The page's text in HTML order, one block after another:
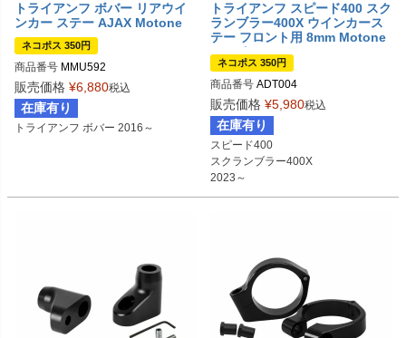
トライアンフ ボバー リアウイ
ンカー ステー AJAX Motone
ネコポス 350円
商品番号 MMU592
販売価格 ¥6,880税込
在庫有り
トライアンフ ボバー 2016～
トライアンフ スピード400 スク
ランブラー400X ウインカース
テー フロント用 8mm Motone
(モートーン)
ネコポス 350円
商品番号 ADT004
販売価格 ¥5,980税込
在庫有り
スピード400
スクランブラー400X
2023～